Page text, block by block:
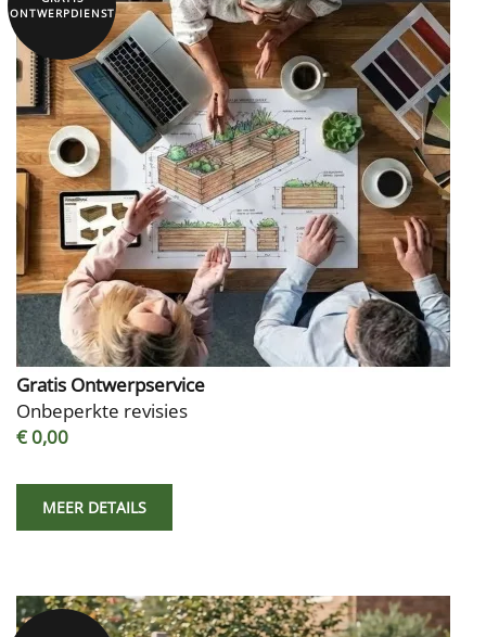
ONTWERPDIENST
Gratis Ontwerpservice
Onbeperkte revisies
€ 0,00
MEER DETAILS